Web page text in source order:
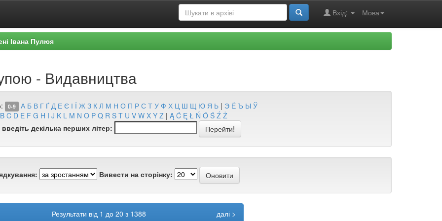
Мова
Вхід:
Івана Пулюя
- Видавництва
0-9 А Б В Г Ґ Д Е Є І Ї Ж З К Л М Н О П Р С Т У Ф Х Ц Ш Щ Ю Я Ь | Э Ё Ъ Ы Ў
B C D E F G H I J K L M N O P Q R S T U V W X Y Z | Ą Ć Ę Ł Ń Ó Ś Ź Ż
декілька перших літер:
Вивести на сторінку:
Результати від 1 до 20 з 1388 далі >